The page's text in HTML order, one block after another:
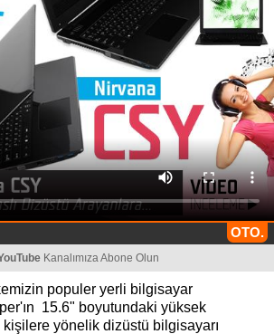
OTO.
Kanalımıza Abone Olun
populer yerli bilgisayar
15.6" boyutundaki yüksek
yönelik dizüstü bilgisayarı